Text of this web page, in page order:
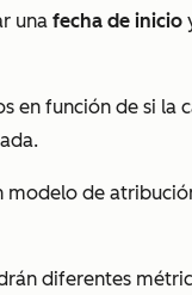
una fecha de inicio
en función de si la
modelo de
diferentes